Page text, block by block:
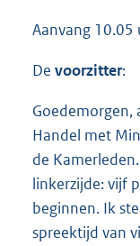
Aanvang 10.05
De voorzitter:
Goedemorgen,
Handel met
de
linkerzijde: vijf
beginnen. Ik
spreektijd van